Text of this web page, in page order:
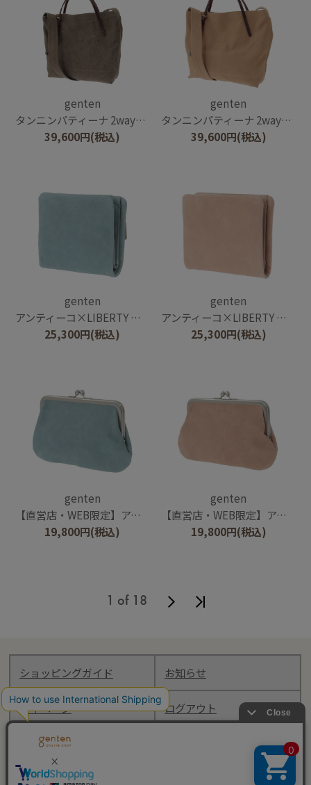
genten
タンニンパティーナ 2wayトートバッグ
39,600円(税込)
genten
タンニンパティーナ 2wayトートバッグ
39,600円(税込)
genten
アンティーコ×LIBERTY 二つ折り財布
25,300円(税込)
genten
アンティーコ×LIBERTY 二つ折り財布
25,300円(税込)
genten
【直営店・WEB限定】アンティーコ×LIBERTY 口金ポーチ
19,800円(税込)
genten
【直営店・WEB限定】アンティーコ×LIBERTY 口金ポーチ
19,800円(税込)
1 of 18
ショッピングガイド お知らせ
マイページ ログアウト